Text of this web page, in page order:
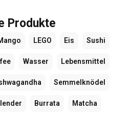
Produkte
LEGO Eis Sushi
Wasser Lebensmittel
Semmelknödel
Burrata Matcha